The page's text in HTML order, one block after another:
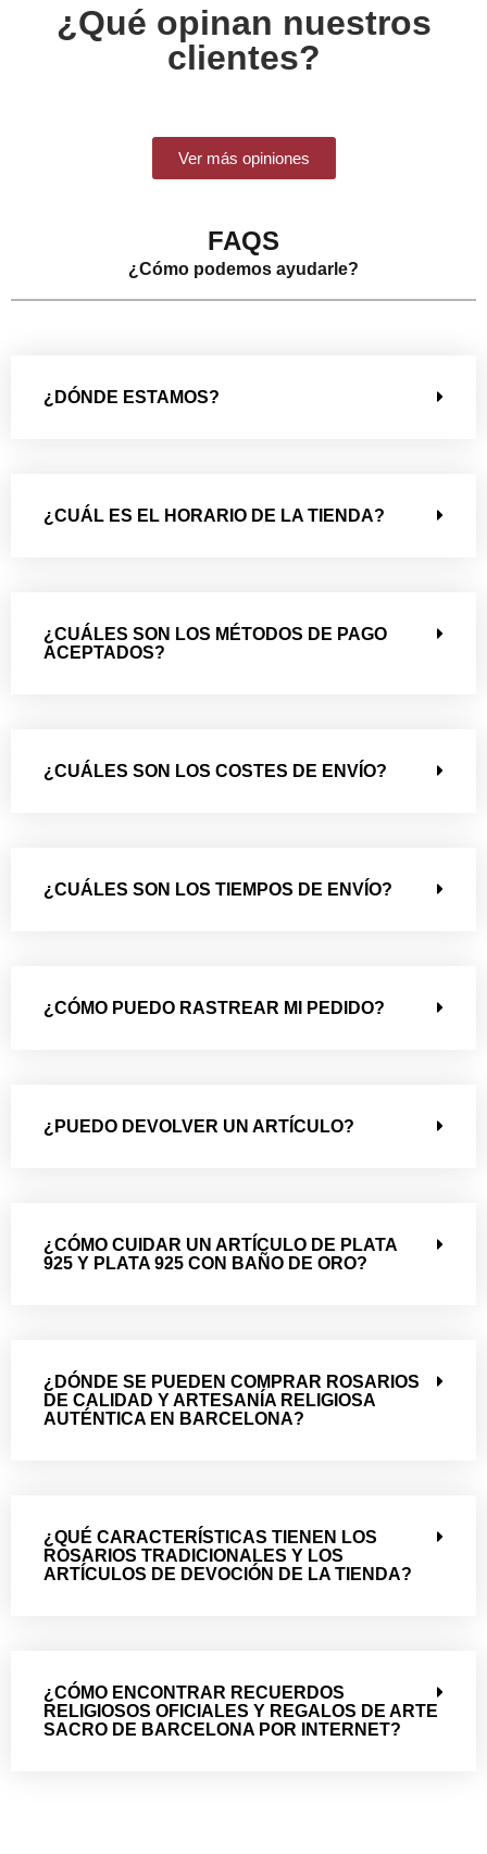
¿Qué opinan nuestros
clientes?
Ver más opiniones
FAQS
¿Cómo podemos ayudarle?
¿DÓNDE ESTAMOS?
¿CUÁL ES EL HORARIO DE LA TIENDA?
¿CUÁLES SON LOS MÉTODOS DE PAGO
ACEPTADOS?
¿CUÁLES SON LOS COSTES DE ENVÍO?
¿CUÁLES SON LOS TIEMPOS DE ENVÍO?
¿CÓMO PUEDO RASTREAR MI PEDIDO?
¿PUEDO DEVOLVER UN ARTÍCULO?
¿CÓMO CUIDAR UN ARTÍCULO DE PLATA
925 Y PLATA 925 CON BAÑO DE ORO?
¿DÓNDE SE PUEDEN COMPRAR ROSARIOS
DE CALIDAD Y ARTESANÍA RELIGIOSA
AUTÉNTICA EN BARCELONA?
¿QUÉ CARACTERÍSTICAS TIENEN LOS
ROSARIOS TRADICIONALES Y LOS
ARTÍCULOS DE DEVOCIÓN DE LA TIENDA?
¿CÓMO ENCONTRAR RECUERDOS
RELIGIOSOS OFICIALES Y REGALOS DE ARTE
SACRO DE BARCELONA POR INTERNET?